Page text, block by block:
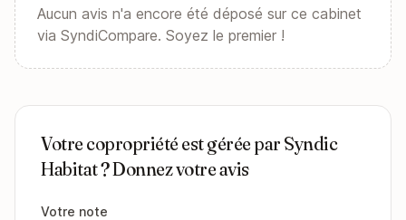
Aucun avis n'a encore été déposé sur ce cabinet
via SyndiCompare. Soyez le premier !
Votre copropriété est gérée par Syndic
Habitat ? Donnez votre avis
Votre note